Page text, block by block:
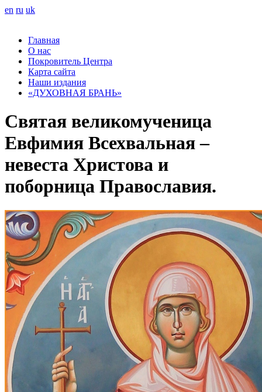
en ru uk
Главная
О нас
Покровитель Центра
Карта сайта
Наши издания
«ДУХОВНАЯ БРАНЬ»
Святая великомученица
Евфимия Всехвальная –
невеста Христова и
поборница Православия.